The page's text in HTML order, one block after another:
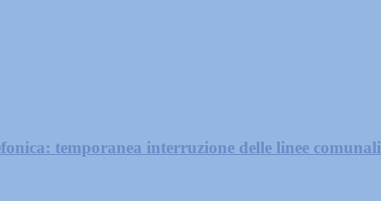
temporanea interruzione delle linee comunali